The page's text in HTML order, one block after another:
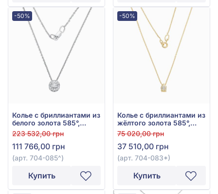
-50%
Колье с бриллиантами из
белого золота 585°,
Бриллиант 0,58ct, арт.
704-085
223 532,00 грн
111 766,00 грн
(арт. 704-085^)
Купить
-50%
Колье с бриллиантами из
жёлтого золота 585°,
Бриллиант 0,07ct, арт.
704-083*
75 020,00 грн
37 510,00 грн
(арт. 704-083*)
Купить